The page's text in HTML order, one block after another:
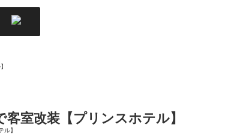
室改装【プリンスホテル】